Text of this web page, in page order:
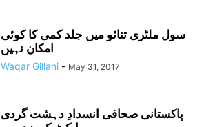
سول ملٹری تنائو میں جلد کمی کا کوئی
امکان نہیں
Waqar Gillani - May 31, 2017
پاکستانی صحافی انسدادِ دہشت گردی